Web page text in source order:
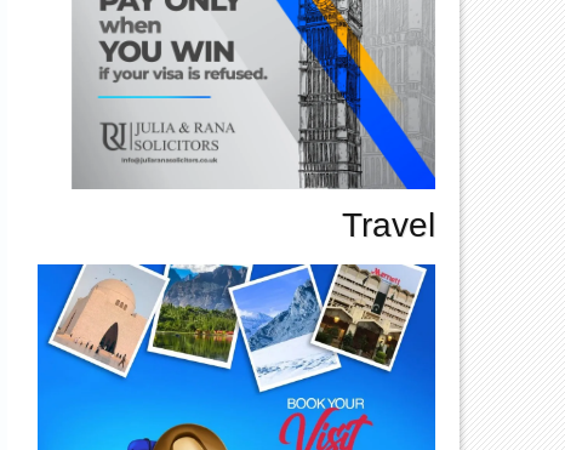
Travel